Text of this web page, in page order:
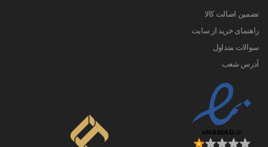
تضمین اصالت کالا
راهنمای خرید از سایت
سوالات متداول
آدرس شعب